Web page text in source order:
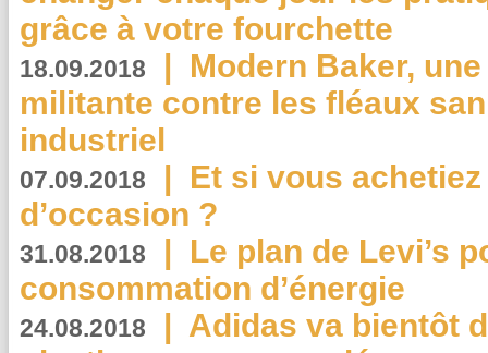
grâce à votre fourchette
18.09.2018 | Modern Baker,
militante contre les fléaux
industriel
07.09.2018 | Et si vous
d’occasion ?
31.08.2018 | Le plan de Levi’s
consommation d’énergie
24.08.2018 | Adidas va bientôt